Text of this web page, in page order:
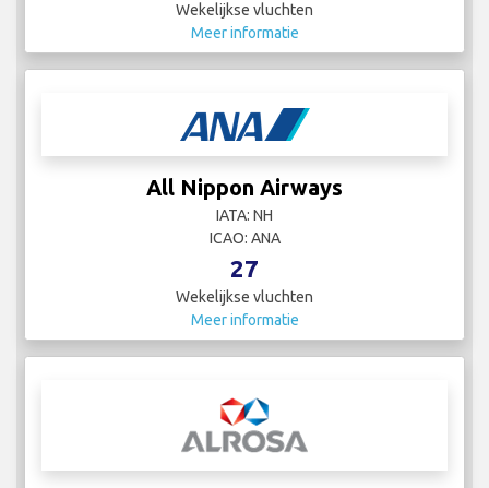
Wekelijkse vluchten
Meer informatie
All Nippon Airways
IATA: NH
ICAO: ANA
27
Wekelijkse vluchten
Meer informatie